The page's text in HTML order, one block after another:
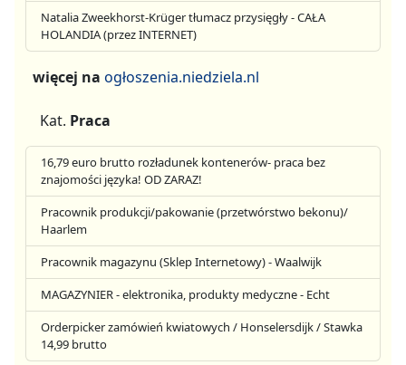
Natalia Zweekhorst-Krüger tłumacz przysięgły - CAŁA
HOLANDIA (przez INTERNET)
więcej na ogłoszenia.niedziela.nl
Kat. Praca
16,79 euro brutto rozładunek kontenerów- praca bez
znajomości języka! OD ZARAZ!
Pracownik produkcji/pakowanie (przetwórstwo bekonu)/
Haarlem
Pracownik magazynu (Sklep Internetowy) - Waalwijk
MAGAZYNIER - elektronika, produkty medyczne - Echt
Orderpicker zamówień kwiatowych / Honselersdijk / Stawka
14,99 brutto